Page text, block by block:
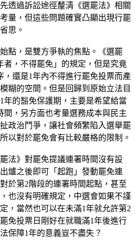
透過訴訟途徑釐清《選罷法》相關
量，但這些問題確實凸顯出現行罷
思。
點，是雙方爭執的焦點。《選罷
者，不得罷免」的規定，但是究竟
，還是1年內不得進行罷免投票而產
糊的空間。但是回歸到原始立法目
年的豁免保護期，主要是希望給當
間，另方面也考量選務成本與民主
政治鬥爭，讓社會頻繁陷入選舉罷
以對於罷免會有比較嚴格的限制。
法》對罷免提議連署時間沒有設
爐之後即可「起跑」發動罷免連
於第2階段的連署時間起點，甚至
也沒有明確規定，中選會如果不謹
，當然也可以在未滿1年就允許第2
免投票日剛好在就職滿1年後進行
保障1年的意義豈不盡失？